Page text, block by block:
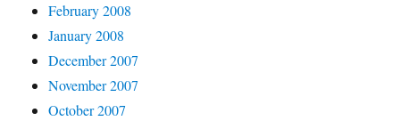
February 2008
January 2008
December 2007
November 2007
October 2007